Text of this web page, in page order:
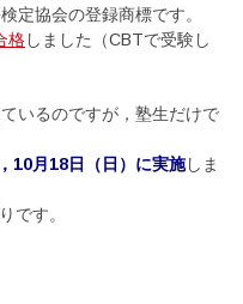
定協会の登録商標です。
格しました（CBTで受験し
いるのですが，塾生だけで
10月18日（日）に実施しま
です。